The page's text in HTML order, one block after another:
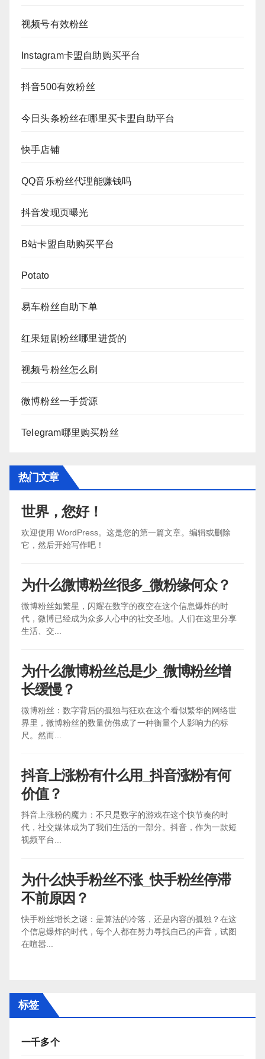
视频号有效粉丝
Instagram卡盟自助购买平台
抖音500有效粉丝
今日头条粉丝在哪里买卡盟自助平台
快手店铺
QQ音乐粉丝代理能赚钱吗
抖音发现页曝光
B站卡盟自助购买平台
Potato
易车粉丝自助下单
红果短剧粉丝哪里进货的
视频号粉丝怎么刷
微博粉丝一手货源
Telegram哪里购买粉丝
热门文章
世界，您好！
欢迎使用 WordPress。这是您的第一篇文章。编辑或删除
它，然后开始写作吧！
为什么微博粉丝很多_微粉缘何众？
微博粉丝如繁星，闪耀在数字的夜空在这个信息爆炸的时
代，微博已经成为众多人心中的社交圣地。人们在这里分享
生活、交...
为什么微博粉丝总是少_微博粉丝增
长缓慢？
微博粉丝：数字背后的孤独与狂欢在这个看似繁华的网络世
界里，微博粉丝的数量仿佛成了一种衡量个人影响力的标
尺。然而...
抖音上涨粉有什么用_抖音涨粉有何
价值？
抖音上涨粉的魔力：不只是数字的游戏在这个快节奏的时
代，社交媒体成为了我们生活的一部分。抖音，作为一款短
视频平台...
为什么快手粉丝不涨_快手粉丝停滞
不前原因？
快手粉丝增长之谜：是算法的冷落，还是内容的孤独？在这
个信息爆炸的时代，每个人都在努力寻找自己的声音，试图
在喧嚣...
标签
一千多个